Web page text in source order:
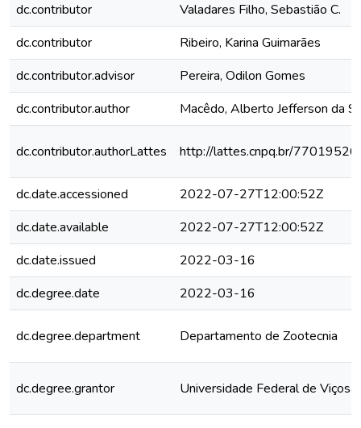
dc.contributor
Valadares Filho, Sebastião C.
dc.contributor
Ribeiro, Karina Guimarães
dc.contributor.advisor
Pereira, Odilon Gomes
dc.contributor.author
Macêdo, Alberto Jefferson da
dc.contributor.authorLattes http://lattes.cnpq.br/
dc.date.accessioned
2022-07-27T12:00:52Z
dc.date.available
2022-07-27T12:00:52Z
dc.date.issued
2022-03-16
dc.degree.date
2022-03-16
dc.degree.department Departamento de Zootecnia
dc.degree.grantor Universidade Federal de Viçosa